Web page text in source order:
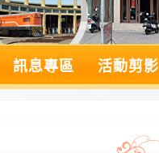
訊息專區 活動剪影